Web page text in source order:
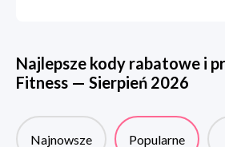
Najlepsze kody rabatowe i
Fitness — Sierpień 2026
Najnowsze Popularne